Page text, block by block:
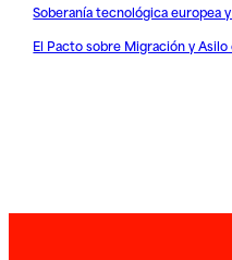
Soberanía tecnológica europea
El Pacto sobre Migración y